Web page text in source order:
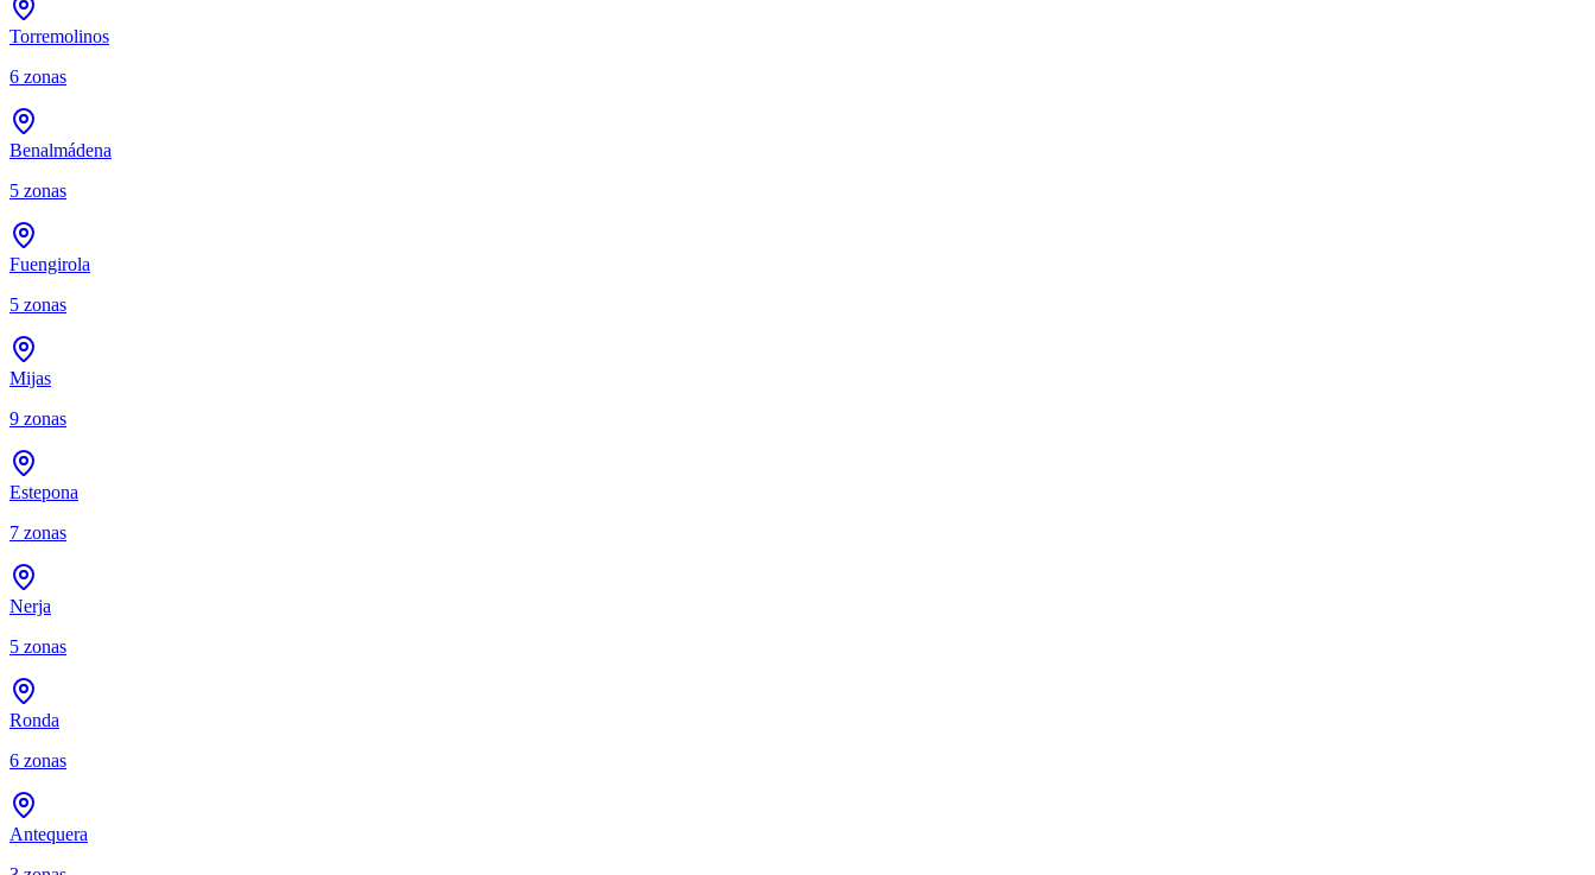
Torremolinos
6 zonas
Benalmádena
5 zonas
Fuengirola
5 zonas
Mijas
9 zonas
Estepona
7 zonas
Nerja
5 zonas
Ronda
6 zonas
Antequera